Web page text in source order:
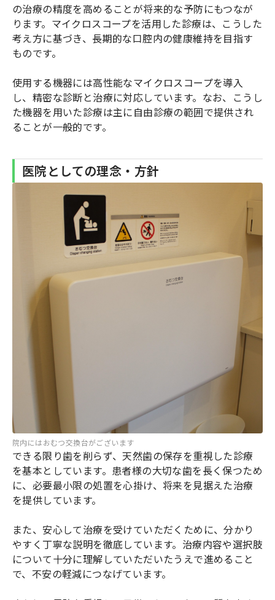
の治療の精度を高めることが将来的な予防にもつなが
ります。マイクロスコープを活用した診療は、こうした
考え方に基づき、長期的な口腔内の健康維持を目指す
ものです。
使用する機器には高性能なマイクロスコープを導入
し、精密な診断と治療に対応しています。なお、こうし
た機器を用いた診療は主に自由診療の範囲で提供され
ることが一般的です。
医院としての理念・方針
院内にはおむつ交換台がございます
できる限り歯を削らず、天然歯の保存を重視した診療
を基本としています。患者様の大切な歯を長く保つため
に、必要最小限の処置を心掛け、将来を見据えた治療
を提供しています。
また、安心して治療を受けていただくために、分かり
やすく丁寧な説明を徹底しています。治療内容や選択肢
について十分に理解していただいたうえで進めること
で、不安の軽減につなげています。